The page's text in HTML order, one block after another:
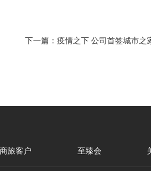
下一篇：疫情之下 公司首签城市之
商旅客户 至臻会